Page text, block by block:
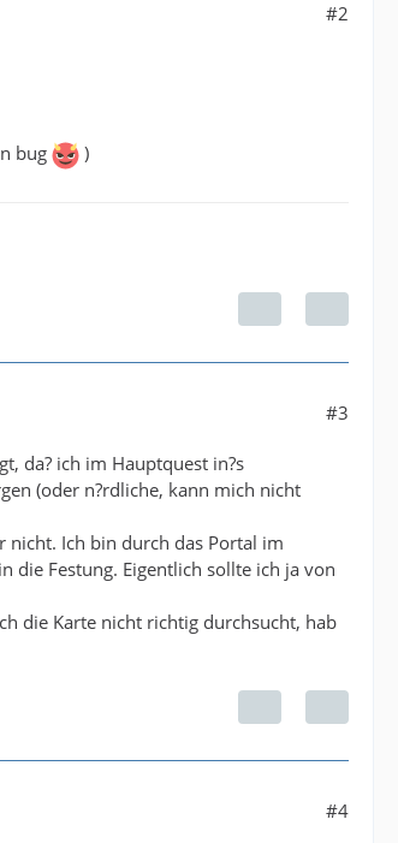
#2
bug )
#3
da? ich im Hauptquest in?s
(oder n?rdliche, kann mich nicht
nicht. Ich bin durch das Portal im
die Festung. Eigentlich sollte ich ja von
die Karte nicht richtig durchsucht, hab
#4